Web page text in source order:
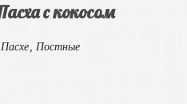
с кокосом
, Постные